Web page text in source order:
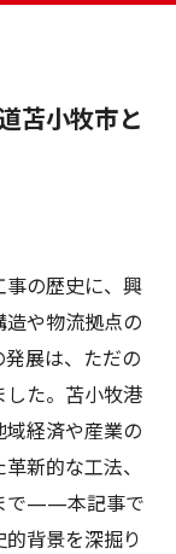
苫小牧市と
の歴史に、興
や物流拠点の
展は、ただの
た。苫小牧港
経済や産業の
新的な工法、
で——本記事で
背景を深掘り